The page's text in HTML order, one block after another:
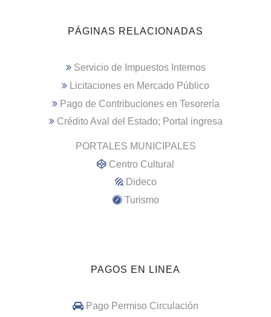
PÁGINAS RELACIONADAS
Servicio de Impuestos Internos
Licitaciones en Mercado Público
Pago de Contribuciones en Tesorería
Crédito Aval del Estado; Portal ingresa
PORTALES MUNICIPALES
Centro Cultural
Dideco
Turismo
PAGOS EN LINEA
Pago Permiso Circulación